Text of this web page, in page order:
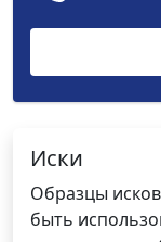
Иски
Образцы
быть